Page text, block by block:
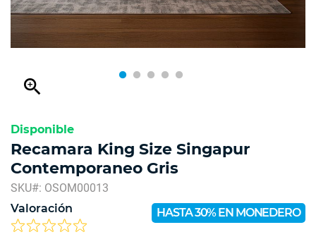
zoom_in
Disponible
Recamara King Size Singapur
Contemporaneo Gris
SKU#: OSOM00013
Valoración
HASTA 30% EN MONEDERO